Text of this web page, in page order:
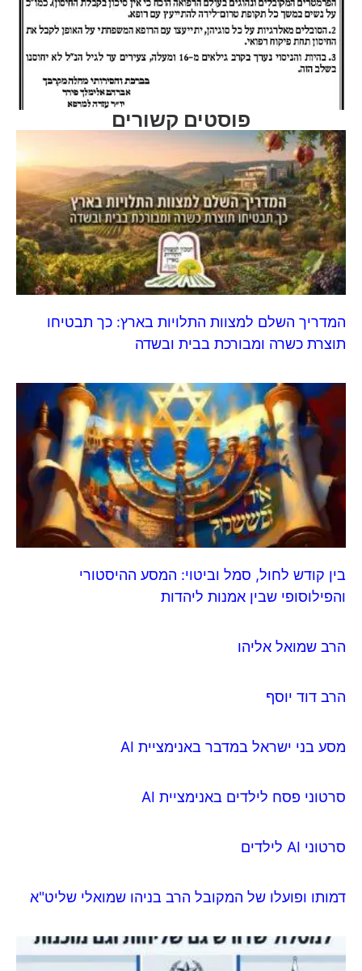
פוסטים קשורים
המדריך השלם למצוות התלויות בארץ: כך תבטיחו
תוצרת כשרה ומבורכת בבית ובשדה
בין קודש לחול, סמל וביטוי: המסע ההיסטורי
והפילוסופי שבין אמנות ליהדות
הרב שמואל אליהו
הרב דוד יוסף
מסע בני ישראל במדבר באנימציית AI
סרטוני פסח לילדים באנימציית AI
סרטוני AI לילדים
דמותו ופועלו של המקובל הרב בניהו שמואלי שליט"א